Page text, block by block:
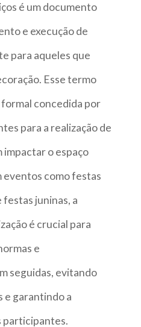
é um documento
e execução de
para aqueles que
Esse termo
concedida por
para a realização de
impactar o espaço
eventos como festas
juninas, a
é crucial para
e
seguidas, evitando
e garantindo a
participantes.